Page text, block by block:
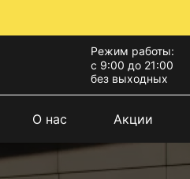
Режим работы:
с 9:00 до 21:00
без выходных
О нас Акции